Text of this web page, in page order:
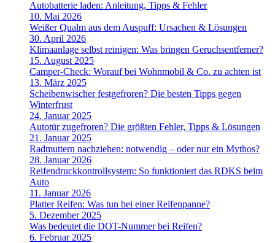
Autobatterie laden: Anleitung, Tipps & Fehler
10. Mai 2026
Weißer Qualm aus dem Auspuff: Ursachen & Lösungen
30. April 2026
Klimaanlage selbst reinigen: Was bringen Geruchsentferner?
15. August 2025
Camper-Check: Worauf bei Wohnmobil & Co. zu achten ist
13. März 2025
Scheibenwischer festgefroren? Die besten Tipps gegen
Winterfrust
24. Januar 2025
Autotür zugefroren? Die größten Fehler, Tipps & Lösungen
21. Januar 2025
Radmuttern nachziehen: notwendig – oder nur ein Mythos?
28. Januar 2026
Reifendruckkontrollsystem: So funktioniert das RDKS beim
Auto
11. Januar 2026
Platter Reifen: Was tun bei einer Reifenpanne?
5. Dezember 2025
Was bedeutet die DOT-Nummer bei Reifen?
6. Februar 2025